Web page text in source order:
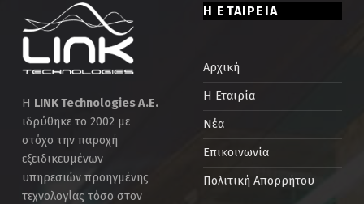
Η LINK Technologies Α.Ε.
ιδρύθηκε το 2002 με
στόχο την παροχή
εξειδικευμένων
υπηρεσιών προηγμένης
τεχνολογίας τόσο στον
Η ΕΤΑΙΡΕΙΑ
Αρχική
Η Εταιρία
Νέα
Επικοινωνία
Πολιτική Απορρήτου